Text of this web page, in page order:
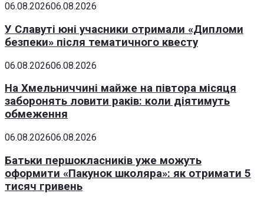
06.08.202606.08.2026
У Славуті юні учасники отримали «Дипломи
безпеки» після тематичного квесту
06.08.202606.08.2026
На Хмельниччині майже на півтора місяця
заборонять ловити раків: коли діятимуть
обмеження
06.08.202606.08.2026
Батьки першокласників уже можуть
оформити «Пакунок школяра»: як отримати 5
тисяч гривень